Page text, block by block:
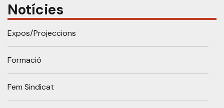
Notícies
Expos/Projeccions
Formació
Fem Sindicat